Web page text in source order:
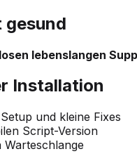
gesund
lebenslangen
Installation
und kleine Fixes
Script-Version